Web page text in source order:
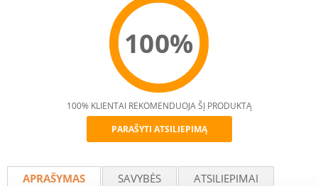
100%
Recommend
100% KLIENTAI REKOMENDUOJA ŠĮ PRODUKTĄ
PARAŠYTI ATSILIEPIMĄ
APRAŠYMAS SAVYBĖS
ATSILIEPIMAI